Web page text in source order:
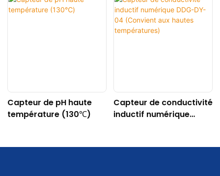
Capteur de pH haute
température (130℃)
Capteur de conductivité
inductif numérique
températures)